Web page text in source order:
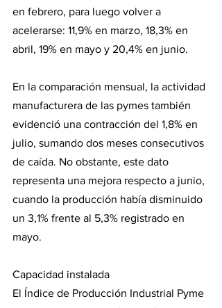
en febrero, para luego volver a
acelerarse: 11,9% en marzo, 18,3% en
abril, 19% en mayo y 20,4% en junio.
En la comparación mensual, la actividad
manufacturera de las pymes también
evidenció una contracción del 1,8% en
julio, sumando dos meses consecutivos
de caída. No obstante, este dato
representa una mejora respecto a junio,
cuando la producción había disminuido
un 3,1% frente al 5,3% registrado en
mayo.
Capacidad instalada
El Índice de Producción Industrial Pyme